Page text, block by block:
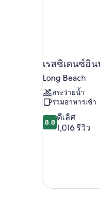
เรสซิเดนซ์อิ
Long Beach
สระว่ายน้ำ
รวมอาหารเช้า
8.8
จาก
รีวิว
8.8 ดีเลิศ
1,016 รีวิว